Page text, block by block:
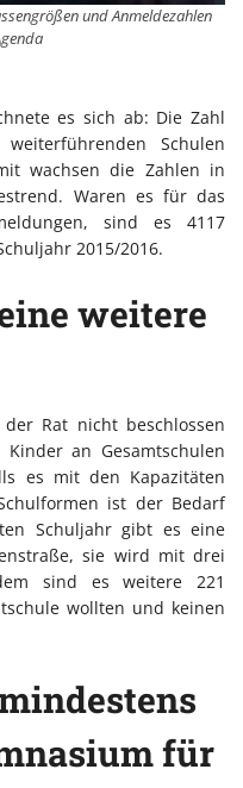
und Anmeldezahlen
es sich ab: Die Zahl
Schulen
wachsen die Zahlen in
Waren es für das
sind es 4117
2015/2016.
weitere
Rat nicht beschlossen
an Gesamtschulen
es mit den Kapazitäten
ist der Bedarf
Schuljahr gibt es eine
sie wird mit drei
sind es weitere 221
wollten und keinen
für